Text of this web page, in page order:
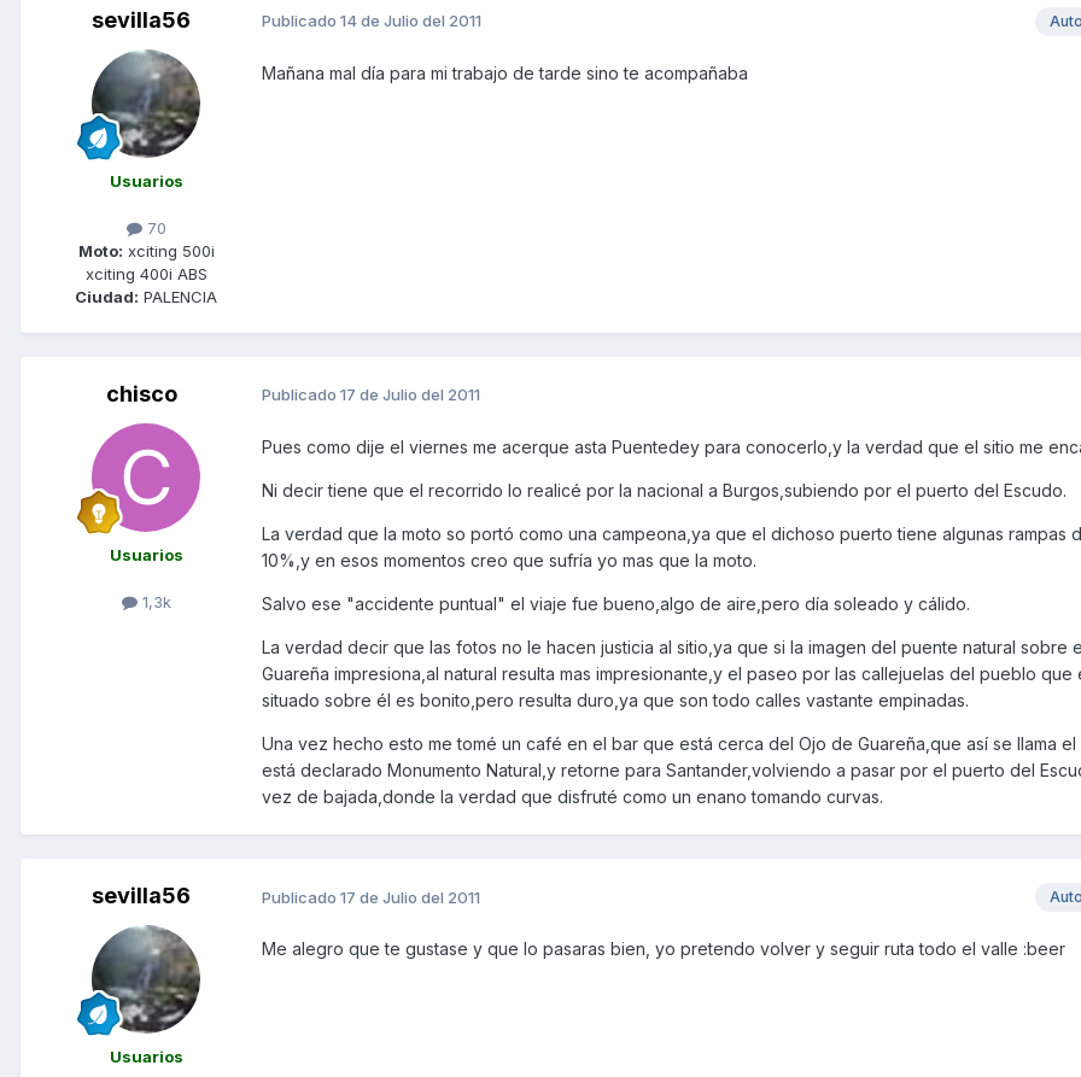
sevilla56
Usuarios
70
Moto: xciting 500i
xciting 400i ABS
Ciudad: PALENCIA
Publicado 14 de Julio del 2011
Mañana mal día para mi trabajo de tarde sino te acompañaba
chisco
Usuarios
1,3k
Publicado 17 de Julio del 2011
Pues como dije el viernes me acerque asta Puentedey para conocerlo,y la verdad que el sitio me
Ni decir tiene que el recorrido lo realicé por la nacional a Burgos,subiendo por el puerto del Escudo.
La verdad que la moto so portó como una campeona,ya que el dichoso puerto tiene algunas rampas
10%,y en esos momentos creo que sufría yo mas que la moto.
Salvo ese "accidente puntual" el viaje fue bueno,algo de aire,pero día soleado y cálido.
La verdad decir que las fotos no le hacen justicia al sitio,ya que si la imagen del puente natural sobre
Guareña impresiona,al natural resulta mas impresionante,y el paseo por las callejuelas del pueblo que
situado sobre él es bonito,pero resulta duro,ya que son todo calles vastante empinadas.
Una vez hecho esto me tomé un café en el bar que está cerca del Ojo de Guareña,que así se llama el
está declarado Monumento Natural,y retorne para Santander,volviendo a pasar por el puerto del
vez de bajada,donde la verdad que disfruté como un enano tomando curvas.
sevilla56
Usuarios
Publicado 17 de Julio del 2011
Me alegro que te gustase y que lo pasaras bien, yo pretendo volver y seguir ruta todo el valle :beer